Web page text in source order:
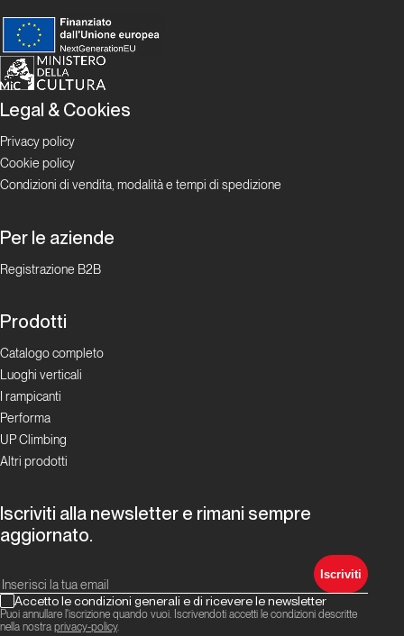
Maggio
2025.
e ghiaccio
Report Alpinismo e
ghiaccio
Giugno
e ghiaccio
Luglio
2025.
e ghiaccio
ghiaccio
Agosto
ghiaccio
Legal & Cookies
Privacy policy
Cookie policy
Condizioni di vendita, modalità e tempi di spedizione
Per le aziende
Registrazione B2B
Prodotti
Catalogo completo
Luoghi verticali
I rampicanti
Performa
UP Climbing
Altri prodotti
Iscriviti alla newsletter e rimani sempre
aggiornato.
Iscriviti
Accetto le condizioni generali e di ricevere le newsletter
Puoi annullare l'iscrizione quando vuoi. Iscrivendoti accetti le condizioni descritte
nella nostra privacy-policy.